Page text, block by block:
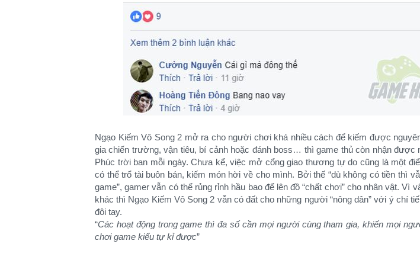
Ngạo Kiếm Vô Song 2 mở ra cho người chơi khá nhiều cách để kiếm được
gia chiến trường, vận tiêu, bí cảnh hoặc đánh boss… thì game thủ còn nhận được
Phúc trời ban mỗi ngày. Chưa kể, việc mở cổng giao thương tự do cũng là một
có thể trổ tài buôn bán, kiếm món hời về cho mình. Bởi thế “dù không có tiền thì
game”, gamer vẫn có thể rủng rỉnh hầu bao để lên đồ “chất chơi” cho nhân vật. Vì
khác thì Ngạo Kiếm Vô Song 2 vẫn có đất cho những người “nông dân” với ý chí
đôi tay.
“Các hoạt động trong game thì đa số cần mọi người cùng tham gia, khiến mọi
chơi game kiểu tự kỉ được”